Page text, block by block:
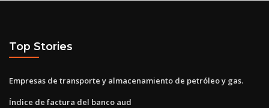
Top Stories
Empresas de transporte y almacenamiento de petróleo y gas.
Índice de factura del banco aud